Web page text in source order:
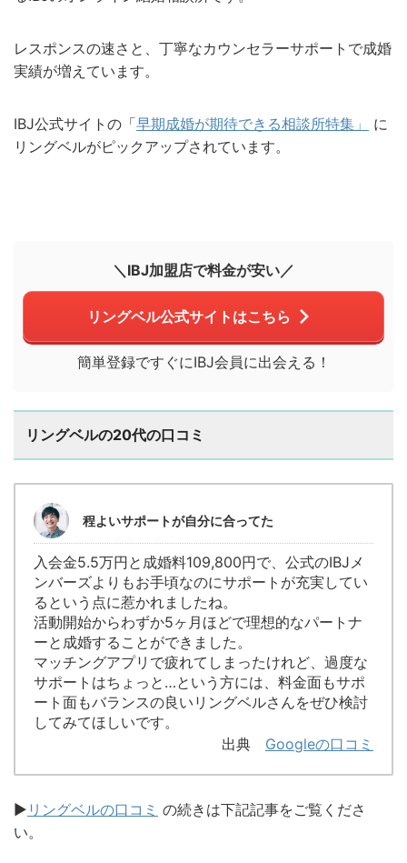
レスポンスの速さと、丁寧なカウンセラーサポートで成婚
実績が増えています。
IBJ公式サイトの「早期成婚が期待できる相談所特集」
に
リングベルがピックアップされています。
＼IBJ加盟店で料金が安い／
リングベル公式サイトはこちら
簡単登録ですぐにIBJ会員に出会える！
リングベルの20代の口コミ
程よいサポートが自分に合ってた
入会金5.5万円と成婚料109,800円で、公式のIBJメ
ンバーズよりもお手頃なのにサポートが充実してい
るという点に惹かれましたね。
活動開始からわずか5ヶ月ほどで理想的なパートナ
ーと成婚することができました。
マッチングアプリで疲れてしまったけれど、過度な
サポートはちょっと…という方には、料金面もサポ
ート面もバランスの良いリングベルさんをぜひ検討
してみてほしいです。
出典 Googleの口コミ
▶︎ リングベルの口コミ の続きは下記記事をご覧くださ
い。